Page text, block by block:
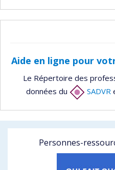
Aide en ligne pour
Le Répertoire des
données du
SADVR
Personnes-